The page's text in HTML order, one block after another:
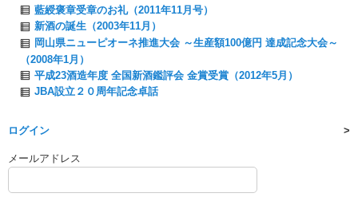
藍綬褒章受章のお礼（2011年11月号）
新酒の誕生（2003年11月）
岡山県ニューピオーネ推進大会 ～生産額100億円 達成記念大会～
（2008年1月）
平成23酒造年度 全国新酒鑑評会 金賞受賞（2012年5月）
JBA設立２０周年記念卓話
ログイン
メールアドレス